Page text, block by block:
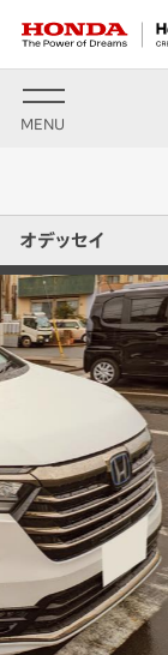
MENU
オデッセイ